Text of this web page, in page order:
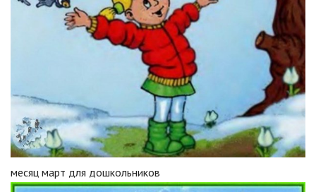
месяц март для дошкольников